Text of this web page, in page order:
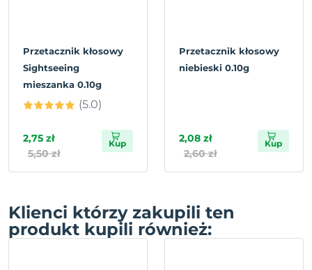
Przetacznik kłosowy
Sightseeing
mieszanka 0.10g
(5.0)
2,75 zł
5,50 zł
Kup
Przetacznik kłosowy
niebieski 0.10g
2,08 zł
2,60 zł
Kup
Klienci którzy zakupili ten
produkt kupili również: